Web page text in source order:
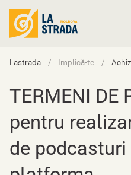
Lastrada Implică-te
TERMENI DE
pentru
de